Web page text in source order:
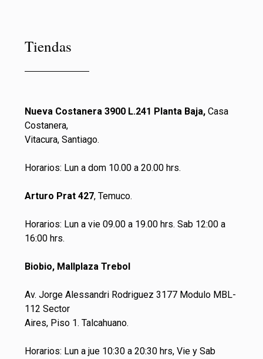
Tiendas
Nueva Costanera 3900 L.241 Planta Baja, Casa
Costanera,
Vitacura, Santiago.
Horarios: Lun a dom 10.00 a 20.00 hrs.
Arturo Prat 427, Temuco.
Horarios: Lun a vie 09.00 a 19.00 hrs. Sab 12:00 a
16:00 hrs.
Biobio, Mallplaza Trebol
Av. Jorge Alessandri Rodriguez 3177 Modulo MBL-
112 Sector
Aires, Piso 1. Talcahuano.
Horarios: Lun a jue 10:30 a 20:30 hrs, Vie y Sab